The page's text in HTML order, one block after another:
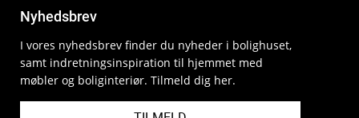
Nyhedsbrev
I vores nyhedsbrev finder du nyheder i bolighuset,
samt indretningsinspiration til hjemmet med
møbler og boliginteriør. Tilmeld dig her.